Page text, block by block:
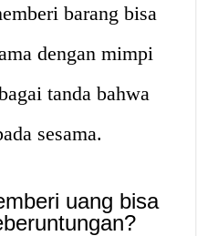
barang bisa
dengan mimpi
tanda bahwa
sesama.
uang bisa